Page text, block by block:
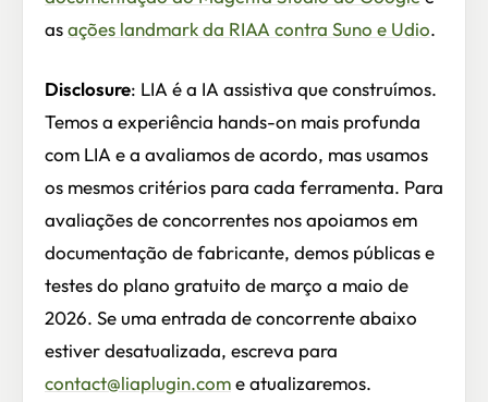
asações landmark da RIAA contra Suno e Udio.
Disclosure: LIA é a IA assistiva que construímos.
Temos a experiência hands-on mais profunda
com LIA e a avaliamos de acordo, mas usamos
os mesmos critérios para cada ferramenta. Para
avaliações de concorrentes nos apoiamos em
documentação de fabricante, demos públicas e
testes do plano gratuito de março a maio de
2026. Se uma entrada de concorrente abaixo
estiver desatualizada, escreva para
contact@liaplugin.come atualizaremos.